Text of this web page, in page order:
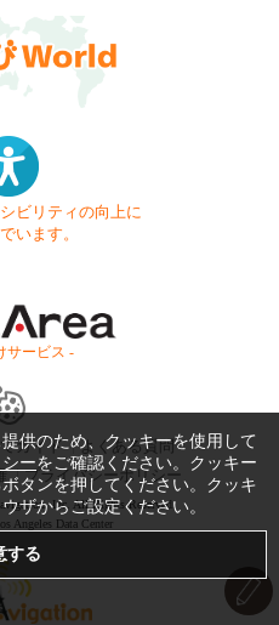
ビリティの向上に
います。
サービス -
ガイド
よくある質問
プライバシーポリシー
Inc. All Rights Reserved.
Angeles Data Center
供のため、クッキーを使用して
ーをご確認ください。クッキー
タンを押してください。クッキ
ザからご設定ください。